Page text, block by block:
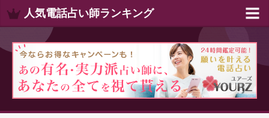
人気電話占い師ランキング